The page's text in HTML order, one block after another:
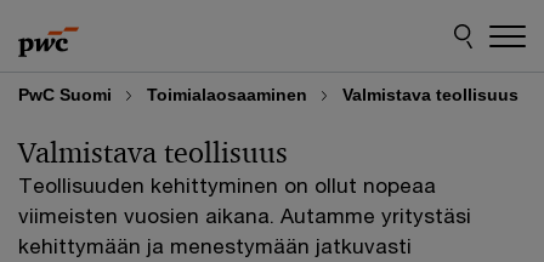
to
content
to
footer
PwC Suomi Toimialaosaaminen Valmistava teollisuus
Teollisuuden kehittyminen on ollut nopeaa
viimeisten vuosien aikana. Autamme yritystäsi
kehittymään ja menestymään jatkuvasti
Valmistava teollisuus